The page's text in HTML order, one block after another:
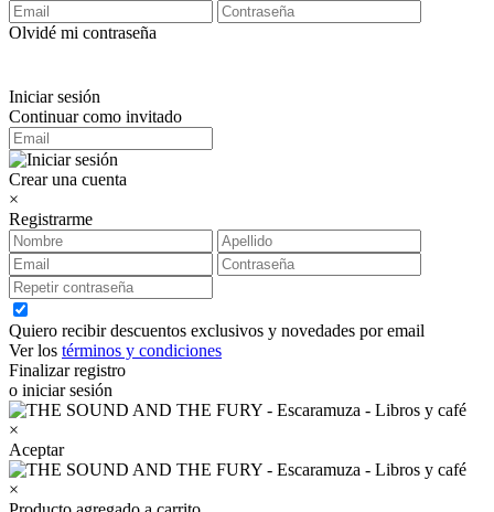
Olvidé mi contraseña
Iniciar sesión
Continuar como invitado
Crear una cuenta
×
Registrarme
Quiero recibir descuentos exclusivos y novedades por email
Ver los términos y condiciones
Finalizar registro
o iniciar sesión
×
Aceptar
×